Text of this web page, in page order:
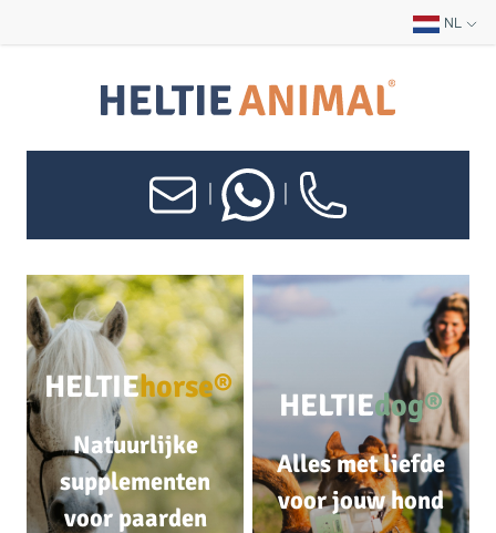
NL
HELTIEhorse®
Natuurlijke
supplementen
voor paarden
HELTIEdog®
Alles met liefde
voor jouw hond